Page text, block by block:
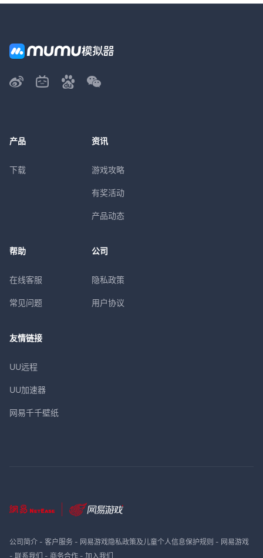
产品
下载
资讯
游戏攻略
有奖活动
产品动态
帮助
在线客服
常见问题
公司
隐私政策
用户协议
友情链接
UU远程
UU加速器
网易千千壁纸
公司简介- 客户服务- 网易游戏隐私政策及儿童个人信息保护规则 - 网易游戏
- 联系我们 - 商务合作- 加入我们